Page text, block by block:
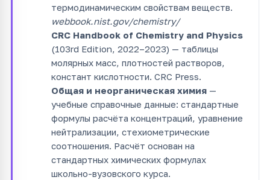
термодинамическим свойствам веществ.
webbook.nist.gov/chemistry/
CRC Handbook of Chemistry and Physics
(103rd Edition, 2022–2023) — таблицы
молярных масс, плотностей растворов,
констант кислотности. CRC Press.
Общая и неорганическая химия —
учебные справочные данные: стандартные
формулы расчёта концентраций, уравнение
нейтрализации, стехиометрические
соотношения. Расчёт основан на
стандартных химических формулах
школьно-вузовского курса.